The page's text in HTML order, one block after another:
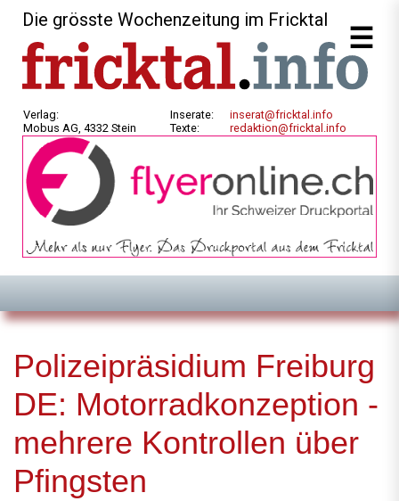
Die grösste Wochenzeitung im Fricktal
Verlag:
Mobus AG, 4332 Stein
Inserate:
Texte:
inserat@fricktal.info
redaktion@fricktal.info
Polizeipräsidium Freiburg
DE: Motorradkonzeption -
mehrere Kontrollen über
Pfingsten